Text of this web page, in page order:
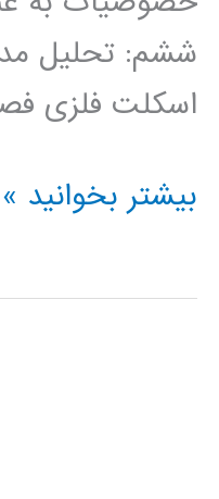
ششم: تحلیل
اسکلت فلزی
فیلم
فارسی
بیشتر بخوانید »